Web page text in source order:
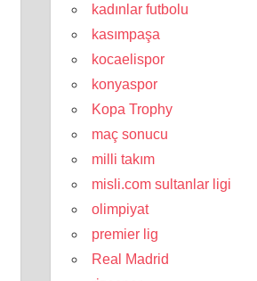
kadınlar futbolu
kasımpaşa
kocaelispor
konyaspor
Kopa Trophy
maç sonucu
milli takım
misli.com sultanlar ligi
olimpiyat
premier lig
Real Madrid